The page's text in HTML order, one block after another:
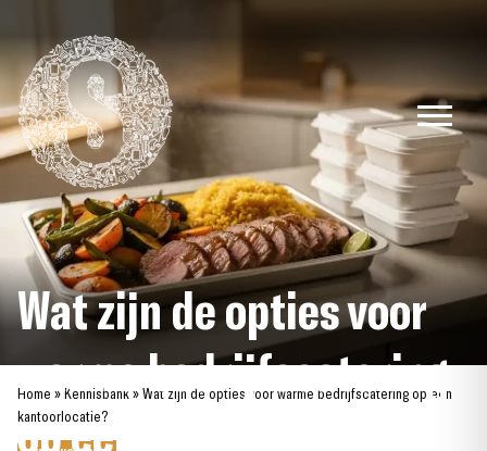
to
content
Home »Kennisbank»Wat zijn de opties voor warme bedrijfscatering op een
kantoorlocatie?
Wat zijn de opties voor
warme bedrijfscatering
op een kantoorlocatie?